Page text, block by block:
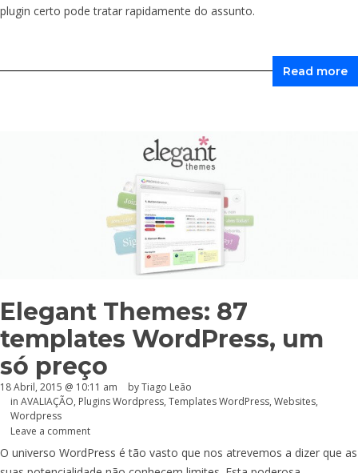
plugin certo pode tratar rapidamente do assunto.
Read more
Elegant Themes: 87
templates WordPress, um
só preço
18 Abril, 2015 @ 10:11 am
by Tiago Leão
in AVALIAÇÃO, Plugins Wordpress, Templates WordPress, Websites,
Wordpress
Leave a comment
O universo WordPress é tão vasto que nos atrevemos a dizer que as